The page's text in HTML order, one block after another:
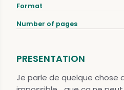
Format
Number of pages
PRESENTATION
Je parle de quelque chose